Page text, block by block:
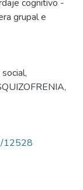
cognitivo -
grupal e
,
,
12528